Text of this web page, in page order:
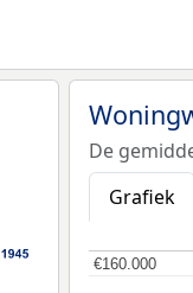
De
Grafiek
€160.000
€160.000